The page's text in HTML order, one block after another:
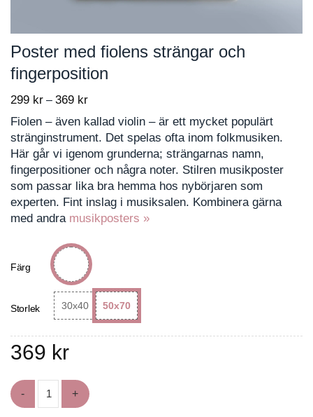
Poster med fiolens strängar och
fingerposition
299 kr – 369 krPrice
range:
through
369 kr
Fiolen – även kallad violin – är ett mycket populärt
stränginstrument. Det spelas ofta inom folkmusiken.
Här går vi igenom grunderna; strängarnas namn,
fingerpositioner och några noter. Stilren musikposter
som passar lika bra hemma hos nybörjaren som
experten. Fint inslag i musiksalen. Kombinera gärna
med andra musikposters »
Färg
Storlek 30x40 50x70
369 kr